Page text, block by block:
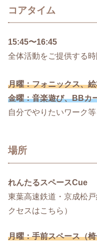
コアタイム
15:45〜16:45
全体活動をご提供する
月曜：フォニックス、
金曜：音楽遊び、BBカ
自分でやりたいワーク
場所
れんたるスペースCue
東葉高速鉄道・京成松
クセスはこちら）
月曜：手前スペース（